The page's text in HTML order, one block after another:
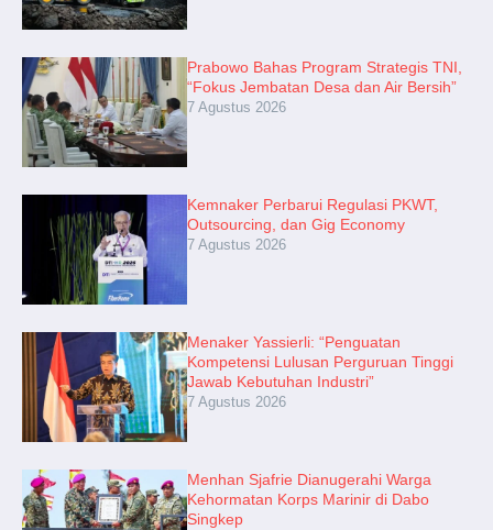
Prabowo Bahas Program Strategis TNI,
“Fokus Jembatan Desa dan Air Bersih”
7 Agustus 2026
Kemnaker Perbarui Regulasi PKWT,
Outsourcing, dan Gig Economy
7 Agustus 2026
Menaker Yassierli: “Penguatan
Kompetensi Lulusan Perguruan Tinggi
Jawab Kebutuhan Industri”
7 Agustus 2026
Menhan Sjafrie Dianugerahi Warga
Kehormatan Korps Marinir di Dabo
Singkep